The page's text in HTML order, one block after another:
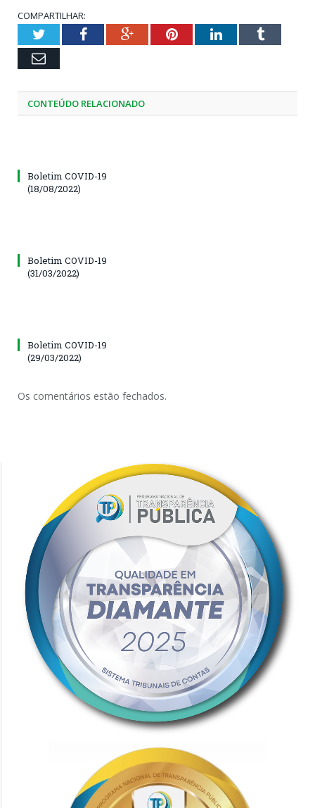
COMPARTILHAR:
TwitterFacebookGoogle+PinterestLinkedInTumblr
Email
CONTEÚDO RELACIONADO
Boletim COVID-19
(18/08/2022)
Boletim COVID-19
(31/03/2022)
Boletim COVID-19
(29/03/2022)
Os comentários estão fechados.